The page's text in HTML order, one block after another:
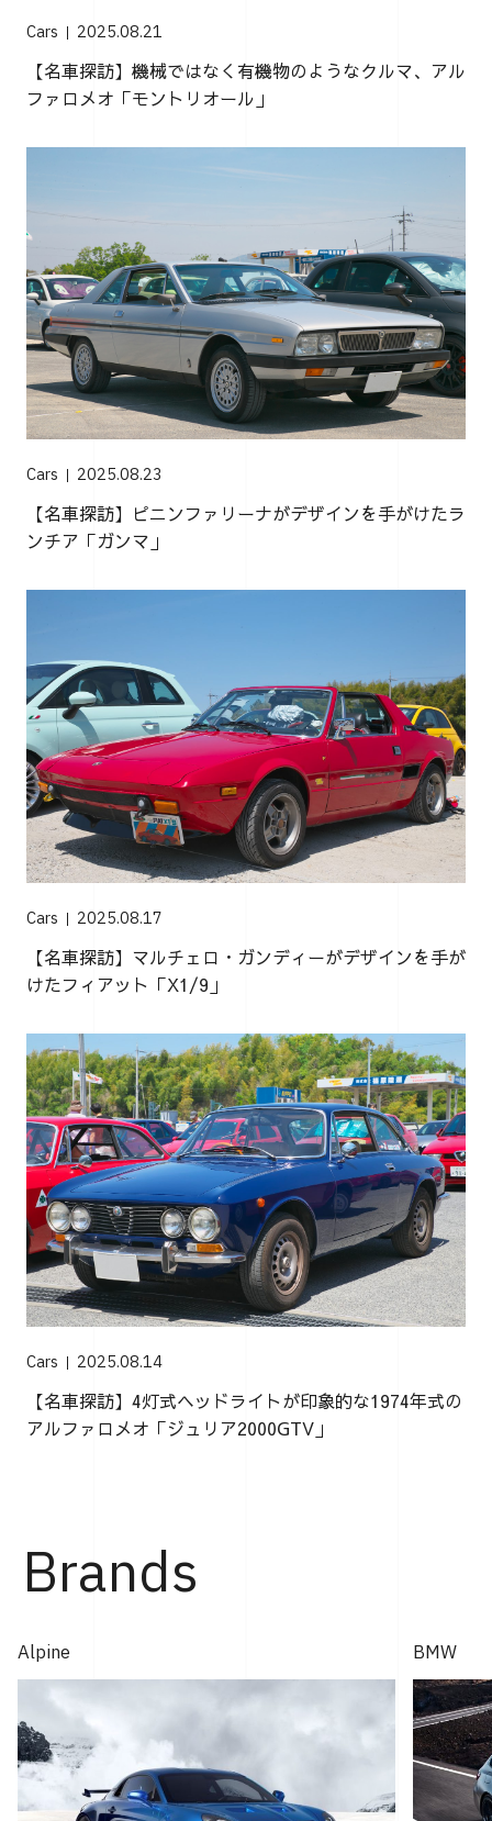
Cars 2025.08.21
【名車探訪】機械ではなく有機物のようなクルマ、アル
ファロメオ「モントリオール」
Cars 2025.08.23
【名車探訪】ピニンファリーナがデザインを手がけたラ
ンチア「ガンマ」
Cars 2025.08.17
【名車探訪】マルチェロ・ガンディーがデザインを手が
けたフィアット「X1/9」
Cars 2025.08.14
【名車探訪】4灯式ヘッドライトが印象的な1974年式の
アルファロメオ「ジュリア2000GTV」
Brands
Alpine BMW